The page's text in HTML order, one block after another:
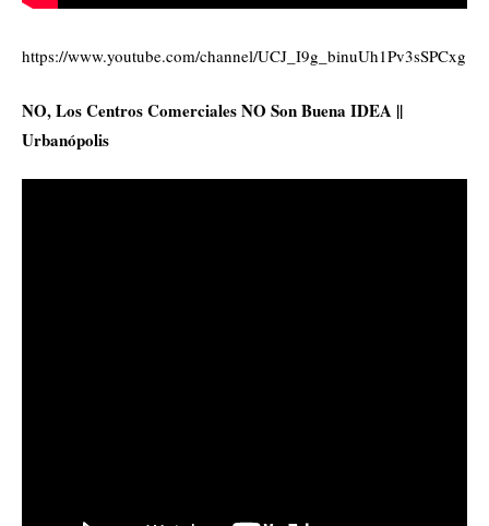
https://www.youtube.com/channel/UCJ_I9g_binuUh1Pv3sSPCxg
NO, Los Centros Comerciales NO Son Buena IDEA ||
Urbanópolis